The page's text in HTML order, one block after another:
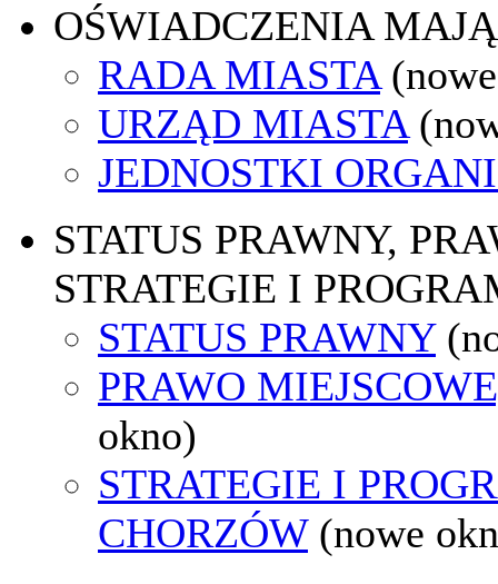
OŚWIADCZENIA
RADA MIASTA
URZĄD MIASTA
JEDNOSTKI
STATUS PRAWNY,
STRATEGIE I
STATUS PRAWNY
PRAWO
okno)
STRATEGIE I
CHORZÓW (nowe